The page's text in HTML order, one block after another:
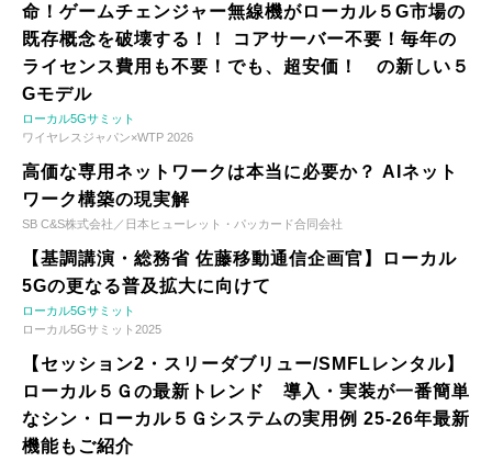
命！ゲームチェンジャー無線機がローカル５G市場の
既存概念を破壊する！！ コアサーバー不要！毎年の
ライセンス費用も不要！でも、超安価！ の新しい５
Gモデル
ローカル5Gサミット
ワイヤレスジャパン×WTP 2026
高価な専用ネットワークは本当に必要か？ AIネット
ワーク構築の現実解
SB C&S株式会社／日本ヒューレット・パッカード合同会社
【基調講演・総務省 佐藤移動通信企画官】ローカル
5Gの更なる普及拡大に向けて
ローカル5Gサミット
ローカル5Gサミット2025
【セッション2・スリーダブリュー/SMFLレンタル】
ローカル５Ｇの最新トレンド 導入・実装が一番簡単
なシン・ローカル５Ｇシステムの実用例 25-26年最新
機能もご紹介